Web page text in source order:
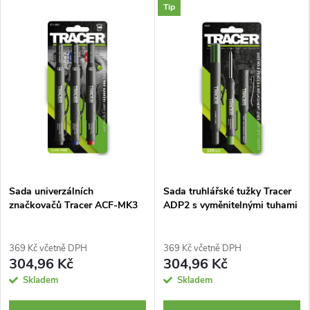
Sada univerzálních
značkovačů Tracer ACF-MK3
369 Kč včetně DPH
304,96 Kč
Skladem
Tip
Sada truhlářské tužky Tracer
ADP2 s vyměnitelnými tuhami
369 Kč včetně DPH
304,96 Kč
Skladem